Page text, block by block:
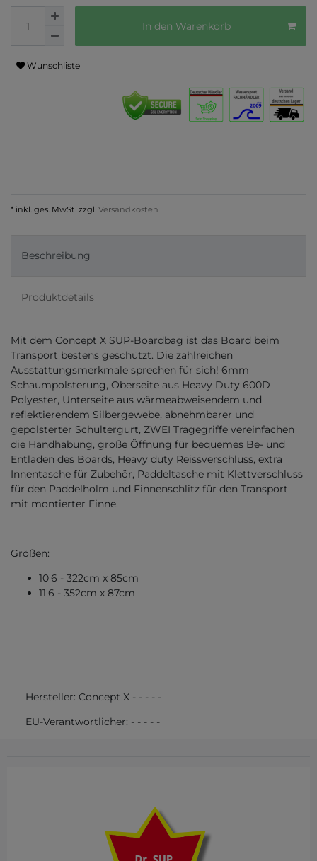
In den Warenkorb
Wunschliste
* inkl. ges. MwSt. zzgl. Versandkosten
Beschreibung
Produktdetails
Mit dem Concept X SUP-Boardbag ist das Board beim
Transport bestens geschützt. Die zahlreichen
Ausstattungsmerkmale sprechen für sich! 6mm
Schaumpolsterung, Oberseite aus Heavy Duty 600D
Polyester, Unterseite aus wärmeabweisendem und
reflektierendem Silbergewebe, abnehmbarer und
gepolsterter Schultergurt, ZWEI Tragegriffe vereinfachen
die Handhabung, große Öffnung für bequemes Be- und
Entladen des Boards, Heavy duty Reissverschluss, extra
Innentasche für Zubehör, Paddeltasche mit Klettverschluss
für den Paddelholm und Finnenschlitz für den Transport
mit montierter Finne.
Größen:
10'6 - 322cm x 85cm
11'6 - 352cm x 87cm
Hersteller: Concept X - - - - -
EU-Verantwortlicher: - - - - -